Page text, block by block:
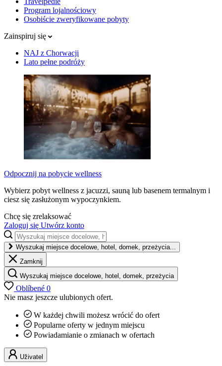
Program lojalnościowy
Osobiście zweryfikowane pobyty
Zainspiruj się
NAJ z Chorwacji
Lato pełne podróży
Odpocznij na pobycie wellness
Wybierz pobyt wellness z jacuzzi, sauną lub basenem termalnym i
ciesz się zasłużonym wypoczynkiem.
Chcę się zrelaksować
Zaloguj się Utwórz konto
Wyszukaj miejsce docelowe, hotel, domek, przeżycia...
Zamknij
Wyszukaj miejsce docelowe, hotel, domek, przeżycia
Oblíbené 0
Nie masz jeszcze ulubionych ofert.
W każdej chwili możesz wrócić do ofert
Popularne oferty w jednym miejscu
Powiadamianie o zmianach w ofertach
Uživatel